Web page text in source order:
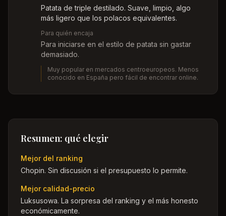
Patata de triple destilado. Suave, limpio, algo
más ligero que los polacos equivalentes.
Para quién encaja
Para iniciarse en el estilo de patata sin gastar
demasiado.
Muy popular en mercados centroeuropeos. Menos
conocido en España pero fácil de encontrar online.
Resumen: qué elegir
Mejor del ranking
Chopin. Sin discusión si el presupuesto lo permite.
Mejor calidad-precio
Luksusowa. La sorpresa del ranking y el más honesto
económicamente.